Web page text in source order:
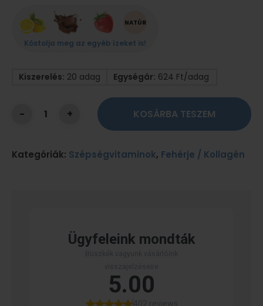
Kóstolja meg az egyéb ízeket is!
Kiszerelés: 20 adag Egységár: 624 Ft/adag
KOSÁRBA TESZEM
Kategóriák: Szépségvitaminok, Fehérje / Kollagén